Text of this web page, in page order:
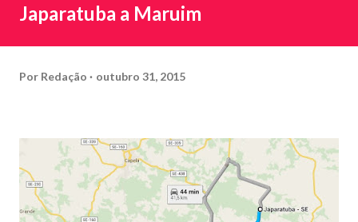
Japaratuba a Maruim
Por Redação outubro 31, 2015